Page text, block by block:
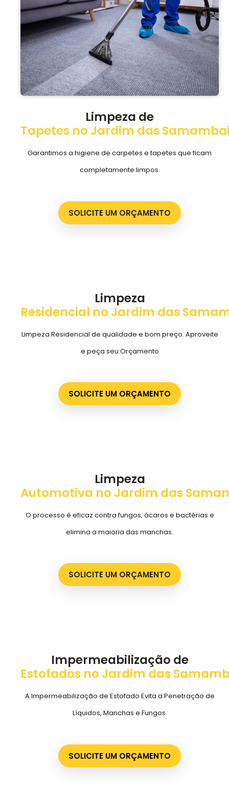
Limpeza de
Tapetes no Jardim das
Garantimos a higiene de carpetes e tapetes que ficam
completamente limpos.
SOLICITE UM ORÇAMENTO
Limpeza
Residencial no Jardim das
Limpeza Residencial de qualidade e bom preço. Aproveite
e peça seu Orçamento
SOLICITE UM ORÇAMENTO
Limpeza
Automotiva no Jardim das
O processo é eficaz contra fungos, ácaros e bactérias e
elimina a maioria das manchas.
SOLICITE UM ORÇAMENTO
Impermeabilização de
Estofados no Jardim das
A Impermeabilização de Estofado Evita a Penetração de
Líquidos, Manchas e Fungos.
SOLICITE UM ORÇAMENTO